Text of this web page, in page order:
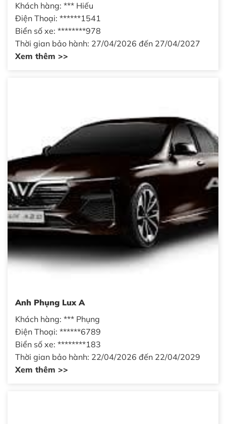
Khách hàng: *** Hiếu
Điện Thoại: ******1541
Biển số xe: ********978
Thời gian bảo hành: 27/04/2026 đến 27/04/2027
Xem thêm >>
Anh Phụng Lux A
Khách hàng: *** Phụng
Điện Thoại: ******6789
Biển số xe: ********183
Thời gian bảo hành: 22/04/2026 đến 22/04/2029
Xem thêm >>